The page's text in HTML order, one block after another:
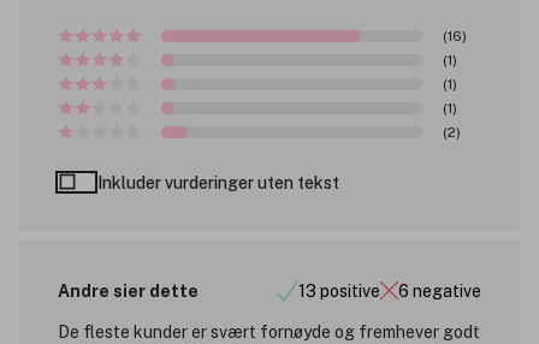
(16)
(1)
(1)
(1)
(2)
Inkluder vurderinger uten tekst
Andre sier dette 13 positive 6 negative
De fleste kunder er svært fornøyde og fremhever godt